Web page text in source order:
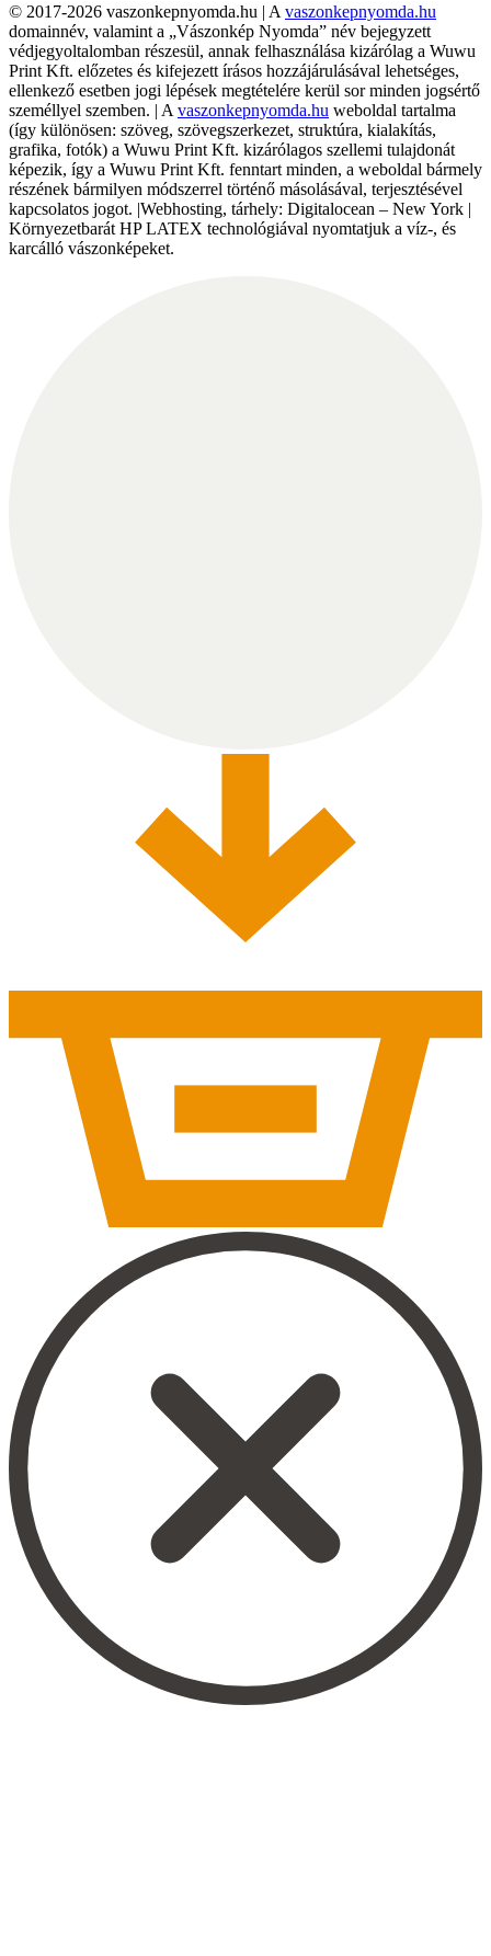
© 2017-2026 vaszonkepnyomda.hu | A vaszonkepnyomda.hu
domainnév, valamint a „Vászonkép Nyomda” név bejegyzett
védjegyoltalomban részesül, annak felhasználása kizárólag a Wuwu
Print Kft. előzetes és kifejezett írásos hozzájárulásával lehetséges,
ellenkező esetben jogi lépések megtételére kerül sor minden jogsértő
személlyel szemben. | A vaszonkepnyomda.hu weboldal tartalma
(így különösen: szöveg, szövegszerkezet, struktúra, kialakítás,
grafika, fotók) a Wuwu Print Kft. kizárólagos szellemi tulajdonát
képezik, így a Wuwu Print Kft. fenntart minden, a weboldal bármely
részének bármilyen módszerrel történő másolásával, terjesztésével
kapcsolatos jogot. |Webhosting, tárhely: Digitalocean – New York |
Környezetbarát HP LATEX technológiával nyomtatjuk a víz-, és
karcálló vászonképeket.